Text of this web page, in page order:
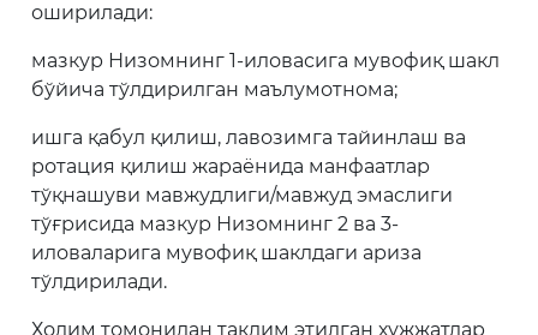
оширилади:
мазкур Низомнинг 1-иловасига мувофиқ шакл
бўйича тўлдирилган маълумотнома;
ишга қабул қилиш, лавозимга тайинлаш ва
ротация қилиш жараёнида манфаатлар
тўқнашуви мавжудлиги/мавжуд эмаслиги
тўғрисида мазкур Низомнинг 2 ва 3-
иловаларига мувофиқ шаклдаги ариза
тўлдирилади.
Ходим томонидан тақдим этилган ҳужжатлар